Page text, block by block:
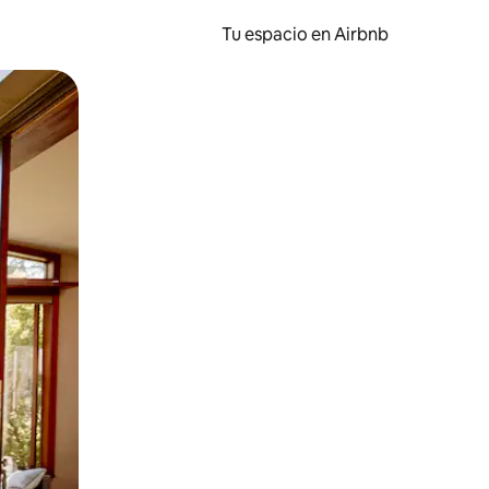
Tu espacio en Airbnb
tocando y deslizando la pantalla.